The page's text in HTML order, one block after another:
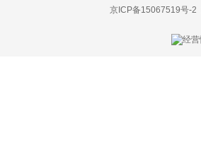
京ICP备15067519号-2